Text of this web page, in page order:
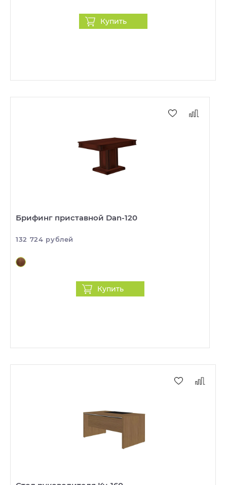
Купить
Брифинг приставной Dan-120
132 724 рублей
Купить